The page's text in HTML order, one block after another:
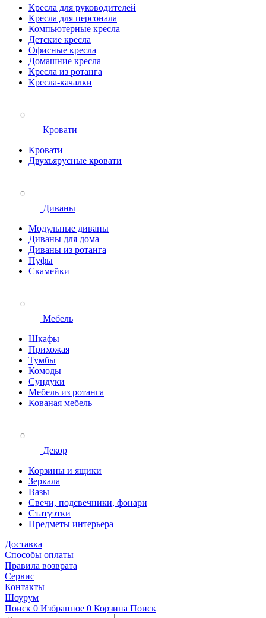
Кресла для руководителей
Кресла для персонала
Компьютерные кресла
Детские кресла
Офисные кресла
Домашние кресла
Кресла из ротанга
Кресла-качалки
Кровати
Кровати
Двухъярусные кровати
Диваны
Модульные диваны
Диваны для дома
Диваны из ротанга
Пуфы
Скамейки
Мебель
Шкафы
Прихожая
Тумбы
Комоды
Сундуки
Мебель из ротанга
Кованая мебель
Декор
Корзины и ящики
Зеркала
Вазы
Свечи, подсвечники, фонари
Статуэтки
Предметы интерьера
Доставка
Способы оплаты
Правила возврата
Сервис
Контакты
Шоурум
Поиск 0 Избранное 0 Корзина Поиск